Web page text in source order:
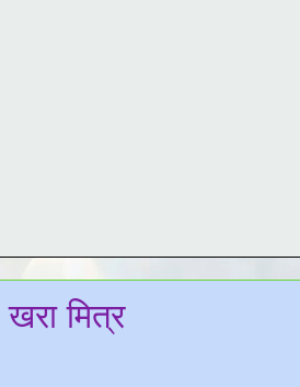
खरा मित्र